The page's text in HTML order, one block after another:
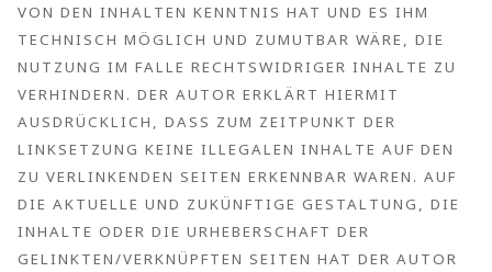
N DEN INHALTEN KENNTNIS HAT UND ES IHM TE
CHNISCH MÖGLICH UND ZUMUTBAR WÄRE, DIE NU
TZUNG IM FALLE RECHTSWIDRIGER INHALTE ZU VE
RHINDERN. DER AUTOR ERKLÄRT HIERMIT AU
SDRÜCKLICH, DASS ZUM ZEITPUNKT DER LI
NKSETZUNG KEINE ILLEGALEN INHALTE AUF DEN ZU
VERLINKENDEN SEITEN ERKENNBAR WAREN. AUF DI
E AKTUELLE UND ZUKÜNFTIGE GESTALTUNG, DIE IN
HALTE ODER DIE URHEBERSCHAFT DER GE
LINKTEN/VERKNÜPFTEN SEITEN HAT DER AUTOR KE